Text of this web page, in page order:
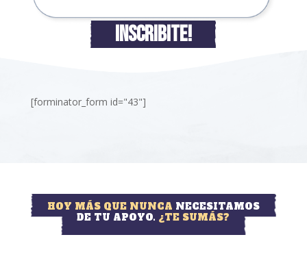
INSCRIBITE!
[forminator_form id="43"]
HOY MÁS QUE NUNCA NECESITAMOS
DE TU APOYO. ¿TE SUMÁS?